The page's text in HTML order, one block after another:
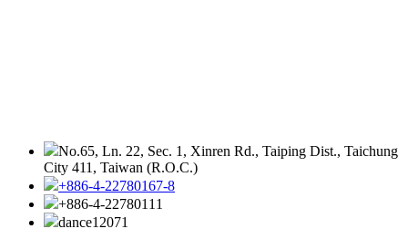
No.65, Ln. 22, Sec. 1, Xinren Rd., Taiping Dist., Taichung
City 411, Taiwan (R.O.C.)
+886-4-22780167-8
+886-4-22780111
dance12071